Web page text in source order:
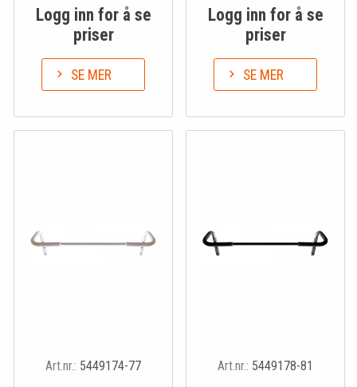
Logg inn for å se
priser
SE MER
Logg inn for å se
priser
SE MER
Art.nr.: 5449174-77
Art.nr.: 5449178-81